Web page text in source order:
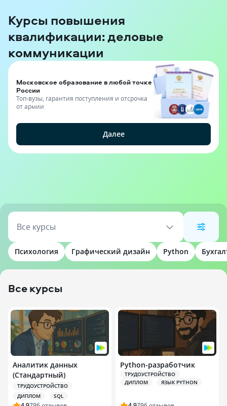
Курсы повышения
квалификации: деловые
коммуникации
Московское образование в любой точке
России
Топ-вузы, гарантия поступления и отсрочка
от армии
Далее
Все курсы
Психология Графический дизайн Python
Все курсы
Аналитик данных
(Стандартный)
ТРУДОУСТРОЙСТВО
ДИПЛОМ
SQL
Python-разработчик
ТРУДОУСТРОЙСТВО
ДИПЛОМ
ЯЗЫК PYTHON